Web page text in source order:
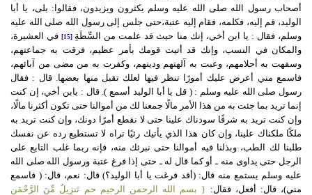
أصحاب رسول الله صلى الله عليه وسلم يكثرون ويزيدون، فقالوا: بلى، يا أبا
الوليد، قم إليه، فكلمه، فقام إليه عتبة،حتى جلس إلى رسول الله صلى الله عليه
وسلم، فقال : يا ابن أخي، إنك منا حيث قد علمت من السِّطَةِ [15]في العشيرة،
والمكان في النسب، وإنك قد أتيت قومك بأمر عظيم، فرقت به جماعتهم،
وسفهت به أحلامهم، وعبت به آلهتهم ودينهم، وكفرت به من مضى من آبائهم،
فاسمع مني أعرض عليك أمورًا تنظر فيها لعلك تقبل منها بعضها. قال : فقال
رسول صلى الله عليه وسلم : ( قل يا أبا الوليد أسمع ). قال : يابن أخي، إن كنت
إنما تريد بما جئت به من هذا الأمر مالًا جمعنا لك من أموالنا حتى تكون أكثرنا مالًا،
وإن كنت تريد به شرفًا سودناك علينا حتى لا نقطع أمرًا دونك، وإن كنت تريد به
ملكًا ملكناك علينا، وإن كان هذا الذي يأتيك رئيًا تراه لا تستطيع رده عن نفسك
طلبنا لك الطب، وبذلنا فيه أموالنا حتى نبرئك منه، فإنه ربما غلب التابع على
الرجل حتى يداوى منه ـ أو كما قال له ـ حتى إذا فرغ عتبة ورسول الله صلى الله
عليه وسلم يستمع منه قال: (أقد فرغت يا أبا الوليد؟) قال: نعم، قال: ( فاسمع
مني)، قال: أفعل، فقال: { بسم الله الرحمن الرحيم حم تَنزِيلٌ مِّنَ الرَّحْمَنِ